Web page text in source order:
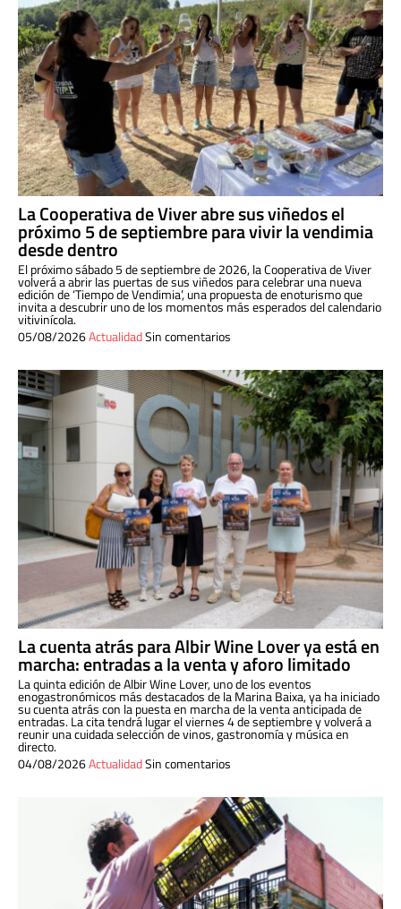
La Cooperativa de Viver abre sus viñedos el
próximo 5 de septiembre para vivir la vendimia
desde dentro
El próximo sábado 5 de septiembre de 2026, la Cooperativa de Viver
volverá a abrir las puertas de sus viñedos para celebrar una nueva
edición de ‘Tiempo de Vendimia’, una propuesta de enoturismo que
invita a descubrir uno de los momentos más esperados del calendario
vitivinícola.
05/08/2026ActualidadSin comentarios
La cuenta atrás para Albir Wine Lover ya está en
marcha: entradas a la venta y aforo limitado
La quinta edición de Albir Wine Lover, uno de los eventos
enogastronómicos más destacados de la Marina Baixa, ya ha iniciado
su cuenta atrás con la puesta en marcha de la venta anticipada de
entradas. La cita tendrá lugar el viernes 4 de septiembre y volverá a
reunir una cuidada selección de vinos, gastronomía y música en
directo.
04/08/2026ActualidadSin comentarios